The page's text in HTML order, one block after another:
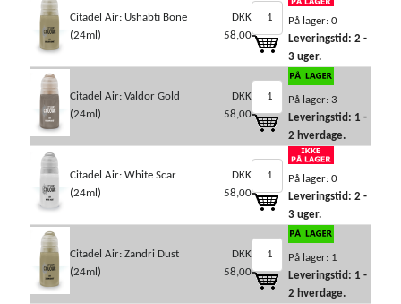
Citadel Air: Ushabti Bone
(24ml)
DKK
58,00
På lager: 0
Leveringstid: 2 -
3 uger.
Citadel Air: Valdor Gold
(24ml)
DKK
58,00
På lager: 3
Leveringstid: 1 -
2 hverdage.
Citadel Air: White Scar
(24ml)
DKK
58,00
På lager: 0
Leveringstid: 2 -
3 uger.
Citadel Air: Zandri Dust
(24ml)
DKK
58,00
På lager: 1
Leveringstid: 1 -
2 hverdage.